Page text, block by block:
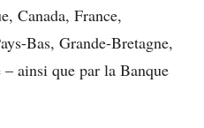
Canada, France,
Bas, Grande-Bretagne,
ainsi que par la Banque